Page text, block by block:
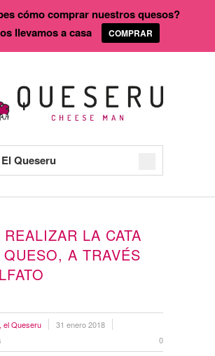
Queseru
LA CATA
A TRAVÉS
el Queseru
31 enero 2018
0
cómo comprar nuestros quesos?
llevamos a casa
COMPRAR